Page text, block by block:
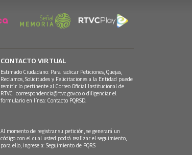
CONTACTO VIRTUAL
Estimado Ciudadano: Para radicar Peticiones, Quejas,
Reclamos, Solicitudes y Felicitaciones a la Entidad puede
remitir lo pertinente al Correo Oficial Institucional de
RTVC correspondencia@rtvc.gov.co o diligenciar el
formulario en línea: Contacto PQRSD.
Al momento de registrar su petición, se generará un
código con el cual usted podrá realizar el seguimiento,
para ello, ingrese a: Seguimiento de PQRS